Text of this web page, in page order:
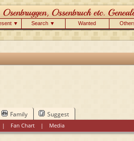
▼ Search ▼ Wanted
Family Suggest
| Fan Chart | Media